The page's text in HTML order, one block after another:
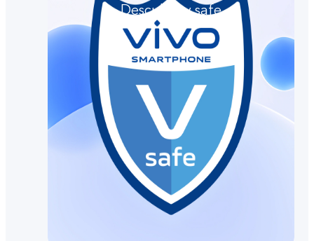
Descubre v.safe